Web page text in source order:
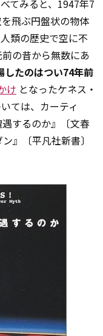
てみると、1947年7
飛ぶ円盤状の物体
類の歴史で空に不
の昔から無数にあ
したのはつい74年前
け となったケネス・
ては、カーティ
するのか』〔文春
』〔平凡社新書〕